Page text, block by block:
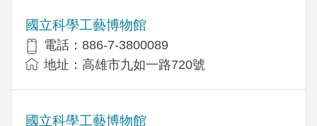
國立科學工藝博物館
電話：886-7-3800089
地址：高雄市九如一路720號
國立科學工藝博物館